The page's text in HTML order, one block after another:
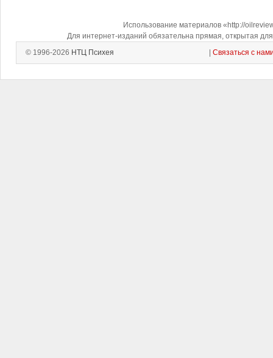
Использование материалов «http://
Для интернет-изданий обязательна прямая, открытая
© 1996-2026 НТЦ Психея Связаться с